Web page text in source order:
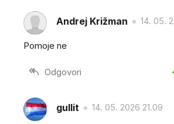
Andrej Križman 14. 05.
Pomoje ne
Odgovori
gullit 14. 05. 2026 21.09